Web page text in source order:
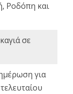
Ροδόπη και
σε
για